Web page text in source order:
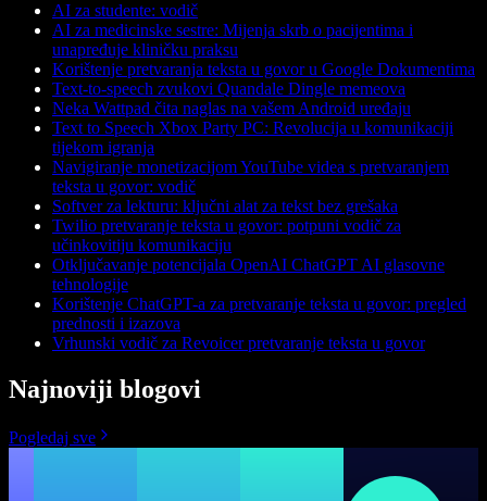
AI za studente: vodič
AI za medicinske sestre: Mijenja skrb o pacijentima i
unapređuje kliničku praksu
Korištenje pretvaranja teksta u govor u Google Dokumentima
Text-to-speech zvukovi Quandale Dingle memeova
Neka Wattpad čita naglas na vašem Android uređaju
Text to Speech Xbox Party PC: Revolucija u komunikaciji
tijekom igranja
Navigiranje monetizacijom YouTube videa s pretvaranjem
teksta u govor: vodič
Softver za lekturu: ključni alat za tekst bez grešaka
Twilio pretvaranje teksta u govor: potpuni vodič za
učinkovitiju komunikaciju
Otključavanje potencijala OpenAI ChatGPT AI glasovne
tehnologije
Korištenje ChatGPT-a za pretvaranje teksta u govor: pregled
prednosti i izazova
Vrhunski vodič za Revoicer pretvaranje teksta u govor
Najnoviji blogovi
Pogledaj sve